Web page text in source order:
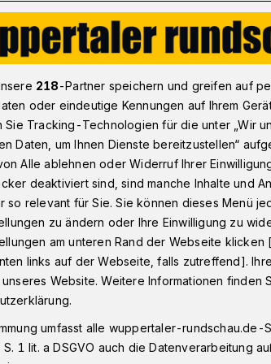
Busspur das Uni-Verkehrsproblem in
Uni-
Dienstag tagte im Barmer
stand unter anderem
kam es dort nicht. Dafür
der Bezirksvertretung Elberfeld
218-Partner speichern und greifen auf
oder eindeutige Kennungen auf Ihrem
Sie Tracking-Technologien für die unter „Wir
Daten, um Ihnen Dienste bereitzustellen“
Alle ablehnen oder Widerruf Ihrer
deaktiviert sind, sind manche Inhalte und
so relevant für Sie. Sie können dieses Menü
zu ändern oder Ihre Einwilligung zu
am unteren Rand der Webseite
links auf der Webseite, falls zutreffend].
Website. Weitere Informationen finden
umfasst alle wuppertaler-rundschau.de-
1 lit. a DSGVO auch die Datenverarbeitung